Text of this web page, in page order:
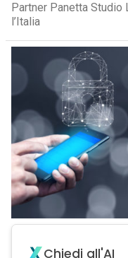
Partner Panetta Studio
l’Italia
Chiedi all'AI